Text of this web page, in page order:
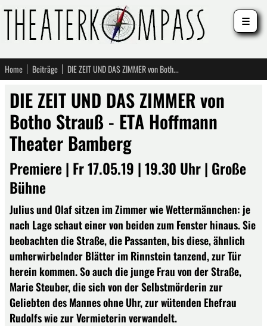
Home Beiträge DIE ZEIT UND DAS ZIMMER von Botho Strauß - ETA Hoffmann Theater Bamberg
DIE ZEIT UND DAS ZIMMER von
Botho Strauß - ETA Hoffmann
Theater Bamberg
Premiere | Fr 17.05.19 | 19.30 Uhr | Große
Bühne
Julius und Olaf sitzen im Zimmer wie Wettermännchen: je
nach Lage schaut einer von beiden zum Fenster hinaus. Sie
beobachten die Straße, die Passanten, bis diese, ähnlich
umherwirbelnder Blätter im Rinnstein tanzend, zur Tür
herein kommen. So auch die junge Frau von der Straße,
Marie Steuber, die sich von der Selbstmörderin zur
Geliebten des Mannes ohne Uhr, zur wütenden Ehefrau
Rudolfs wie zur Vermieterin verwandelt.
☰